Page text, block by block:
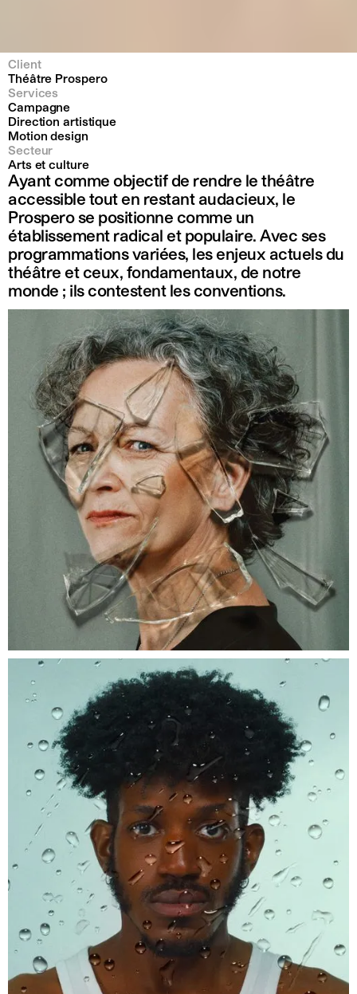
Client
Théâtre Prospero
Services
Campagne
Direction artistique
Motion design
Secteur
Arts et culture
Ayant comme objectif de rendre le théâtre
accessible tout en restant audacieux, le
Prospero se positionne comme un
établissement radical et populaire. Avec ses
programmations variées, les enjeux actuels du
théâtre et ceux, fondamentaux, de notre
monde ; ils contestent les conventions.